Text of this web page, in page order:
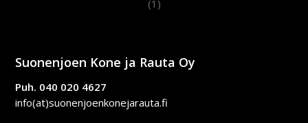
Suonenjoen Kone ja Rauta Oy
Puh. 040 020 4627
info(at)suonenjoenkonejarauta.fi